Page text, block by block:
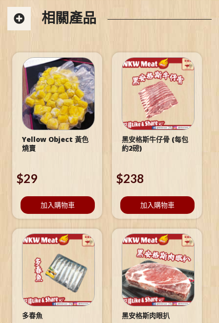
相關產品
Yellow Object 黃色
燒賣
$29
加入購物車
黑安格斯牛仔骨 (每包
約2磅)
$238
加入購物車
多春魚 黑安格斯肉眼扒